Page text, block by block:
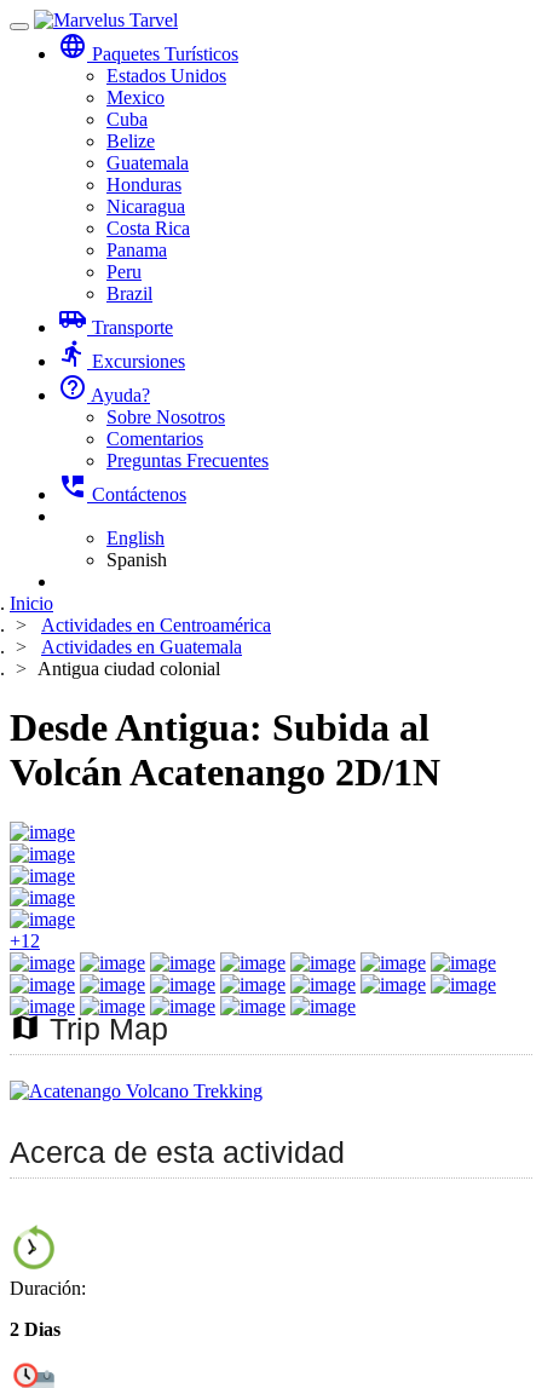
Toggle
navigation
language Paquetes Turísticos
Estados Unidos
Mexico
Cuba
Belize
Guatemala
Honduras
Nicaragua
Costa Rica
Panama
Peru
Brazil
airport_shuttle Transporte
directions_run Excursiones
help_outline Ayuda?
Sobre Nosotros
Comentarios
Preguntas Frecuentes
perm_phone_msg Contáctenos
English
Spanish
Inicio
Actividades en Centroamérica
Actividades en Guatemala
Antigua ciudad colonial
Desde Antigua: Subida al
Volcán Acatenango 2D/1N
+12
map Trip Map
Acerca de esta actividad
Duración:
2 Dias